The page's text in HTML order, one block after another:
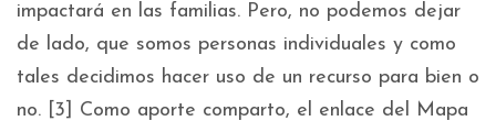
impactará en las familias. Pero, no podemos dejar
de lado, que somos personas individuales y como
tales decidimos hacer uso de un recurso para bien o
no. [3] Como aporte comparto, el enlace del Mapa